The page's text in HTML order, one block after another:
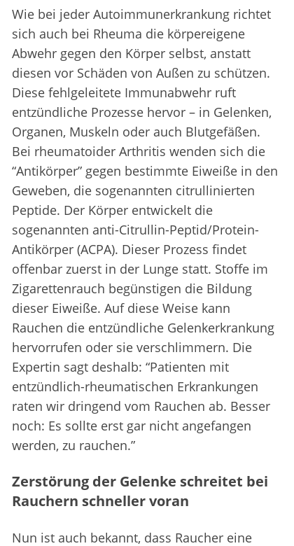
Wie bei jeder Autoimmunerkrankung richtet
sich auch bei Rheuma die körpereigene
Abwehr gegen den Körper selbst, anstatt
diesen vor Schäden von Außen zu schützen.
Diese fehlgeleitete Immunabwehr ruft
entzündliche Prozesse hervor – in Gelenken,
Organen, Muskeln oder auch Blutgefäßen.
Bei rheumatoider Arthritis wenden sich die
“Antikörper” gegen bestimmte Eiweiße in den
Geweben, die sogenannten citrullinierten
Peptide. Der Körper entwickelt die
sogenannten anti-Citrullin-Peptid/Protein-
Antikörper (ACPA). Dieser Prozess findet
offenbar zuerst in der Lunge statt. Stoffe im
Zigarettenrauch begünstigen die Bildung
dieser Eiweiße. Auf diese Weise kann
Rauchen die entzündliche Gelenkerkrankung
hervorrufen oder sie verschlimmern. Die
Expertin sagt deshalb: “Patienten mit
entzündlich-rheumatischen Erkrankungen
raten wir dringend vom Rauchen ab. Besser
noch: Es sollte erst gar nicht angefangen
werden, zu rauchen.”
Zerstörung der Gelenke schreitet bei
Rauchern schneller voran
Nun ist auch bekannt, dass Raucher eine